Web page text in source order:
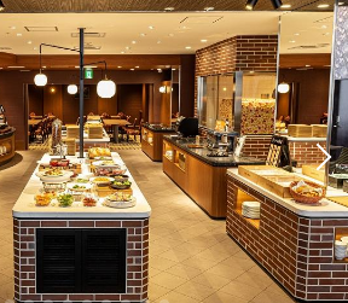
税・手数料込
会員価格 16,434円
大人2名1室
税・手数料込
合計 17,300円
2 1~2名
Wi-Fiあり（無料）